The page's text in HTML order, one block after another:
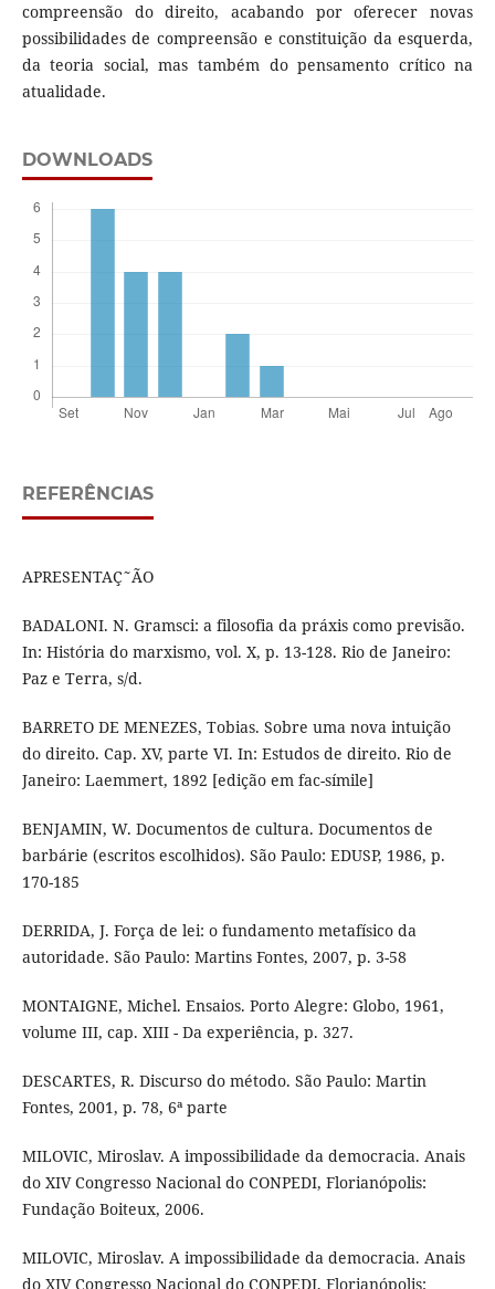
compreensão do direito, acabando por oferecer novas
possibilidades de compreensão e constituição da esquerda,
da teoria social, mas também do pensamento crítico na
atualidade.
DOWNLOADS
REFERÊNCIAS
APRESENTAÇ˜ÃO
BADALONI. N. Gramsci: a filosofia da práxis como previsão.
In: História do marxismo, vol. X, p. 13-128. Rio de Janeiro:
Paz e Terra, s/d.
BARRETO DE MENEZES, Tobias. Sobre uma nova intuição
do direito. Cap. XV, parte VI. In: Estudos de direito. Rio de
Janeiro: Laemmert, 1892 [edição em fac-símile]
BENJAMIN, W. Documentos de cultura. Documentos de
barbárie (escritos escolhidos). São Paulo: EDUSP, 1986, p.
170-185
DERRIDA, J. Força de lei: o fundamento metafísico da
autoridade. São Paulo: Martins Fontes, 2007, p. 3-58
MONTAIGNE, Michel. Ensaios. Porto Alegre: Globo, 1961,
volume III, cap. XIII - Da experiência, p. 327.
DESCARTES, R. Discurso do método. São Paulo: Martin
Fontes, 2001, p. 78, 6ª parte
MILOVIC, Miroslav. A impossibilidade da democracia. Anais
do XIV Congresso Nacional do CONPEDI, Florianópolis:
Fundação Boiteux, 2006.
MILOVIC, Miroslav. A impossibilidade da democracia. Anais
do XIV Congresso Nacional do CONPEDI, Florianópolis: